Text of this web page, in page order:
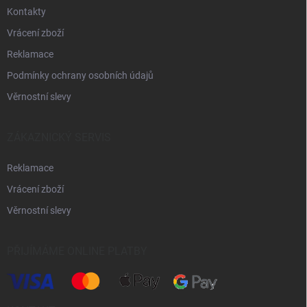
Kontakty
Vrácení zboží
Reklamace
Podmínky ochrany osobních údajů
Věrnostní slevy
Reklamace
Vrácení zboží
Věrnostní slevy